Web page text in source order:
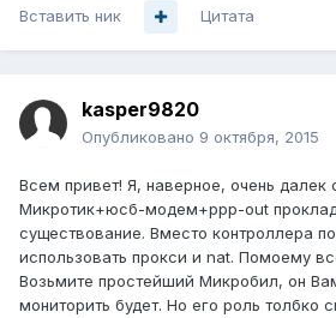
Вставить ник Цитата
kasper9820
Опубликовано 9 октября, 2015
Всем привет! Я, наверное, очень далек
Микротик+юсб-модем+ррр-out
существование. Вместо контроллера
использовать прокси и nat. Помоему
Возьмите простейший Микробил, он
мониторить будет. Но его роль толбко